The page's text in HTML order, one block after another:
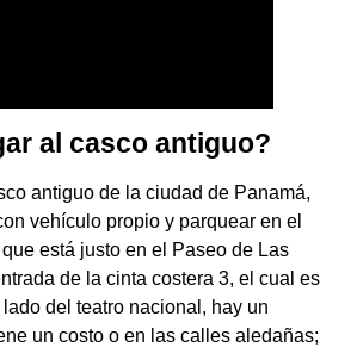
al casco antiguo?
antiguo de la ciudad de Panamá,
vehículo propio y parquear en el
está justo en el Paseo de Las
de la cinta costera 3, el cual es
del teatro nacional, hay un
un costo o en las calles aledañas;